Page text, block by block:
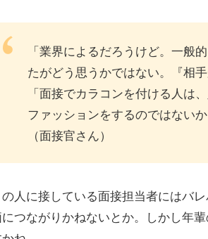
「業界によるだろうけど。一般
たがどう思うかではない。『相
「面接でカラコンを付ける人は
ファッションをするのではない
（面接官さん）
人に接している面接担当者にはバ
つながりかねないとか。しかし年